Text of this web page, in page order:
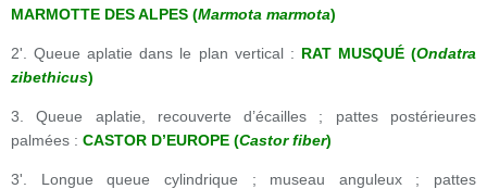
MARMOTTE DES ALPES (Marmota marmota)
2'. Queue aplatie dans le plan vertical : RAT MUSQUÉ (Ondatra
zibethicus)
3. Queue aplatie, recouverte d’écailles ; pattes postérieures
palmées : CASTOR D’EUROPE (Castor fiber)
3'. Longue queue cylindrique ; museau anguleux ; pattes